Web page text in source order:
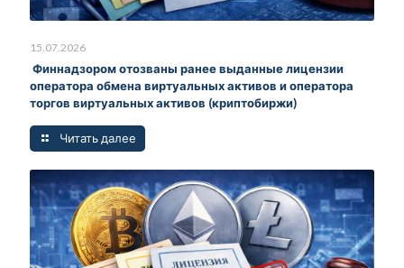
15.07.2026
Финнадзором отозваны ранее выданные лицензии
оператора обмена виртуальных активов и оператора
торгов виртуальных активов (криптобиржи)
Читать далее